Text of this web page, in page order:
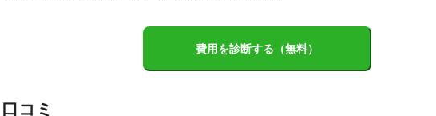
皆さまからのご依頼を、心よりお待ちしております。
どうぞよろしくお願いいたします。
野田
費用を診断する（無料）
口コミ